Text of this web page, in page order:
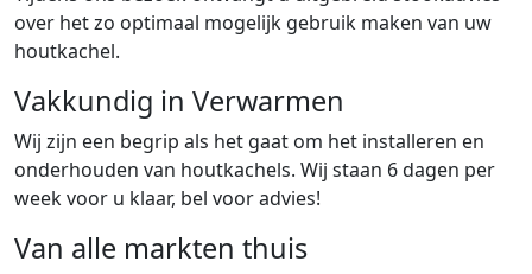
over het zo optimaal mogelijk gebruik maken van uw
houtkachel.
Vakkundig in Verwarmen
Wij zijn een begrip als het gaat om het installeren en
onderhouden van houtkachels. Wij staan 6 dagen per
week voor u klaar, bel voor advies!
Van alle markten thuis